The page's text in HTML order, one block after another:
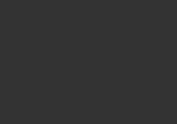
Stk.
820 Stk.
Stk.